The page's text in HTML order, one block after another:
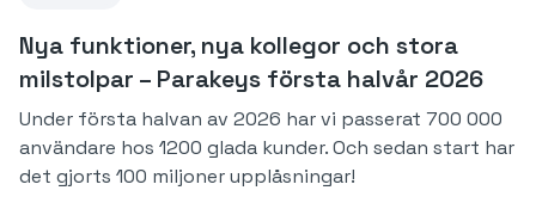
Nya funktioner, nya kollegor och stora
milstolpar – Parakeys första halvår 2026
Under första halvan av 2026 har vi passerat 700 000
användare hos 1200 glada kunder. Och sedan start har
det gjorts 100 miljoner upplåsningar!